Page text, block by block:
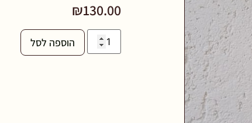
₪130.00
הוספה לסל